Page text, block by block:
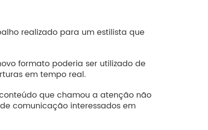
realizado para um estilista que
formato poderia ser utilizado de
em tempo real.
que chamou a atenção não
comunicação interessados em